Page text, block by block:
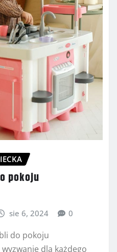
pokoju
sie 6, 2024 0
do pokoju
dla każdego